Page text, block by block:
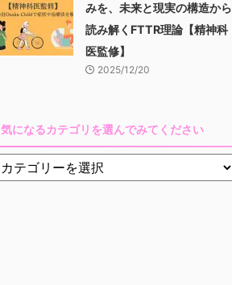
みを、未来と現実の構造から
読み解くFTTR理論【精神科
医監修】
2025/12/20
気になるカテゴリを選んでみてください